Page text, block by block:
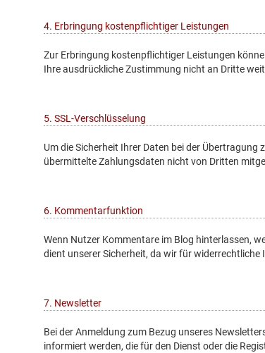
4. Erbringung kostenpflichtiger Leistungen
Zur Erbringung kostenpflichtiger Leistungen
Ihre ausdrückliche Zustimmung nicht an Dritte
5. SSL-Verschlüsselung
Um die Sicherheit Ihrer Daten bei der
übermittelte Zahlungsdaten nicht von Dritten
6. Kommentarfunktion
Wenn Nutzer Kommentare im Blog hinterlassen,
dient unserer Sicherheit, da wir für
7. Newsletter
Bei der Anmeldung zum Bezug unseres
informiert werden, die für den Dienst oder die